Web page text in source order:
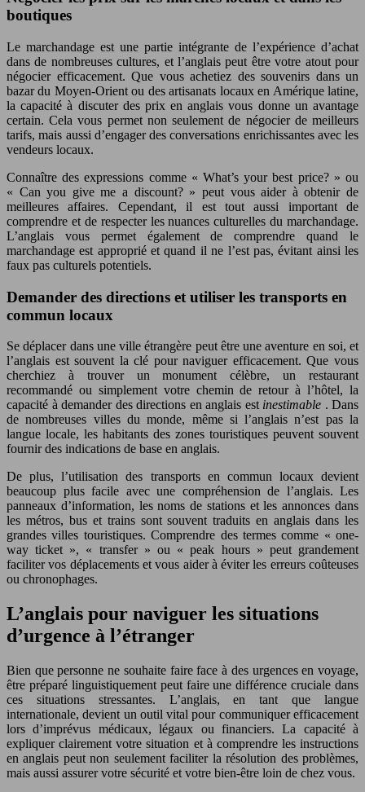
boutiques
Le marchandage est une partie intégrante de l’expérience d’achat
dans de nombreuses cultures, et l’anglais peut être votre atout pour
négocier efficacement. Que vous achetiez des souvenirs dans un
bazar du Moyen-Orient ou des artisanats locaux en Amérique latine,
la capacité à discuter des prix en anglais vous donne un avantage
certain. Cela vous permet non seulement de négocier de meilleurs
tarifs, mais aussi d’engager des conversations enrichissantes avec les
vendeurs locaux.
Connaître des expressions comme « What’s your best price? » ou
« Can you give me a discount? » peut vous aider à obtenir de
meilleures affaires. Cependant, il est tout aussi important de
comprendre et de respecter les nuances culturelles du marchandage.
L’anglais vous permet également de comprendre quand le
marchandage est approprié et quand il ne l’est pas, évitant ainsi les
faux pas culturels potentiels.
Demander des directions et utiliser les transports en
commun locaux
Se déplacer dans une ville étrangère peut être une aventure en soi, et
l’anglais est souvent la clé pour naviguer efficacement. Que vous
cherchiez à trouver un monument célèbre, un restaurant
recommandé ou simplement votre chemin de retour à l’hôtel, la
capacité à demander des directions en anglais est inestimable . Dans
de nombreuses villes du monde, même si l’anglais n’est pas la
langue locale, les habitants des zones touristiques peuvent souvent
fournir des indications de base en anglais.
De plus, l’utilisation des transports en commun locaux devient
beaucoup plus facile avec une compréhension de l’anglais. Les
panneaux d’information, les noms de stations et les annonces dans
les métros, bus et trains sont souvent traduits en anglais dans les
grandes villes touristiques. Comprendre des termes comme « one-
way ticket », « transfer » ou « peak hours » peut grandement
faciliter vos déplacements et vous aider à éviter les erreurs coûteuses
ou chronophages.
L’anglais pour naviguer les situations
d’urgence à l’étranger
Bien que personne ne souhaite faire face à des urgences en voyage,
être préparé linguistiquement peut faire une différence cruciale dans
ces situations stressantes. L’anglais, en tant que langue
internationale, devient un outil vital pour communiquer efficacement
lors d’imprévus médicaux, légaux ou financiers. La capacité à
expliquer clairement votre situation et à comprendre les instructions
en anglais peut non seulement faciliter la résolution des problèmes,
mais aussi assurer votre sécurité et votre bien-être loin de chez vous.